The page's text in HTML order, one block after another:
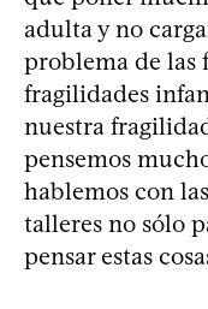
adulta y no
problema de las
fragilidades
nuestra
pensemos
hablemos con
talleres no sólo
pensar estas